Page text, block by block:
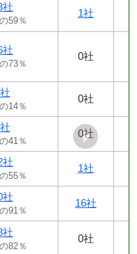
社
59％
1社
社
73％
0社
14％
0社
41％
0社
社
55％
1社
社
91％
16社
社
82％
0社